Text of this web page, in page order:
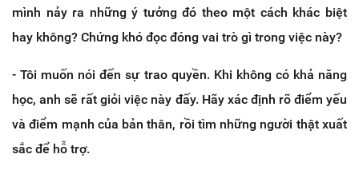
mình nảy ra những ý tưởng đó theo một cách khác biệt
hay không? Chứng khó đọc đóng vai trò gì trong việc này?
- Tôi muốn nói đến sự trao quyền. Khi không có khả năng
học, anh sẽ rất giỏi việc này đấy. Hãy xác định rõ điểm yếu
và điểm mạnh của bản thân, rồi tìm những người thật xuất
sắc để hỗ trợ.